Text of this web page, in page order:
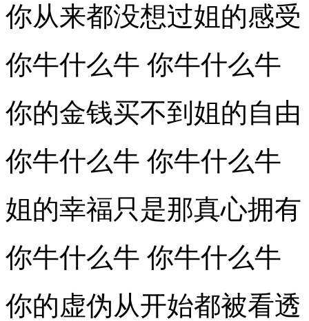
你从来都没想过姐的感受
你牛什么牛 你牛什么牛
你的金钱买不到姐的自由
你牛什么牛 你牛什么牛
姐的幸福只是那真心拥有
你牛什么牛 你牛什么牛
你的虚伪从开始都被看透